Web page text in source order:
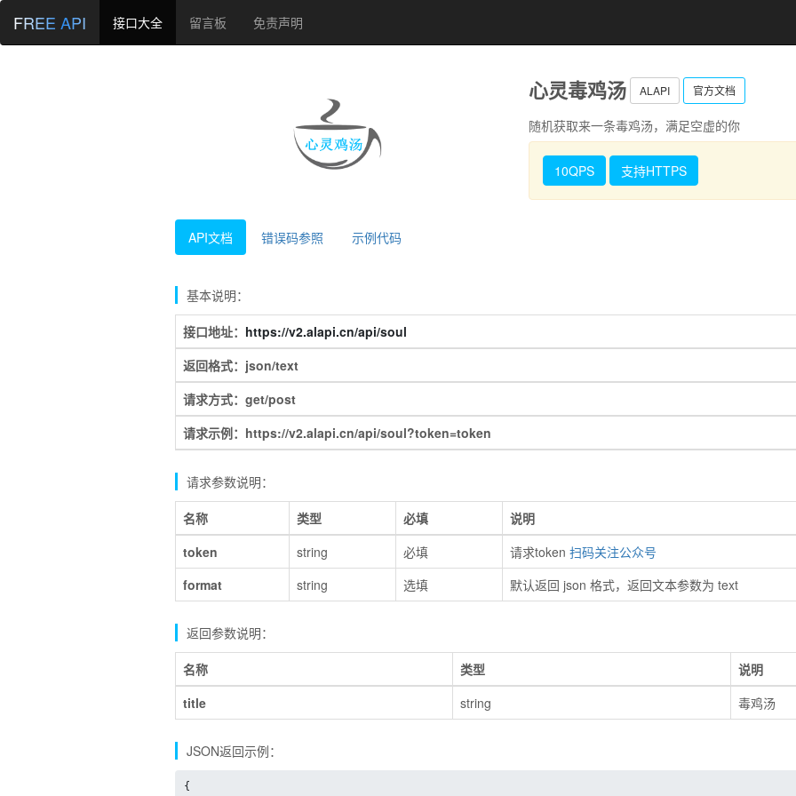
FREE API 接口大全 留言板 免责声明
心灵毒鸡汤 ALAPI 官方文档
随机获取来一条毒鸡汤，满足空虚的你
10QPS 支持HTTPS
API文档 错误码参照 示例代码
基本说明：
接口地址： https://v2.alapi.cn/api/soul
返回格式：json/text
请求方式：get/post
请求示例：https://v2.alapi.cn/api/soul?token=token
请求参数说明：
名称 类型 必填
说明
token
string 必填 请求token 扫码关注公众号
format
string 选填 默认返回 json 格式，返回文本参数为 text
返回参数说明：
名称 类型
说明
title
string 毒鸡汤
JSON返回示例：
{